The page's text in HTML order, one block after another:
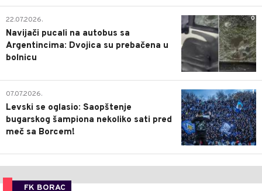
0
22.07.2026.
Navijači pucali na autobus sa
Argentincima: Dvojica su prebačena u
bolnicu
1
07.07.2026.
Levski se oglasio: Saopštenje
bugarskog šampiona nekoliko sati pred
meč sa Borcem!
FK BORAC